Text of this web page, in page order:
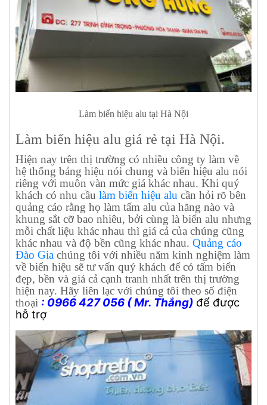
Làm biển hiệu alu tại Hà Nội
Làm biển hiệu alu giá rẻ tại Hà Nội.
Hiện nay trên thị trường có nhiều công ty làm về
hệ thống bảng hiệu nói chung và biển hiệu alu nói
riêng với muôn vàn mức giá khác nhau. Khi quý
khách có nhu cầu làm biển hiệu alu cần hỏi rõ bên
quảng cáo rằng họ làm tấm alu của hãng nào và
khung sắt cỡ bao nhiêu, bởi cùng là biển alu nhưng
mỗi chất liệu khác nhau thì giá cả của chúng cũng
khác nhau và độ bền cũng khác nhau. Quảng cáo
Đào Gia chúng tôi với nhiều năm kinh nghiệm làm
về biển hiệu sẽ tư vấn quý khách để có tấm biển
đẹp, bền và giá cả cạnh tranh nhất trên thị trường
hiện nay. Hãy liên lạc với chúng tôi theo số điện
thoại : 0966 427 056 ( Mr. Thắng) để được
hỗ trợ